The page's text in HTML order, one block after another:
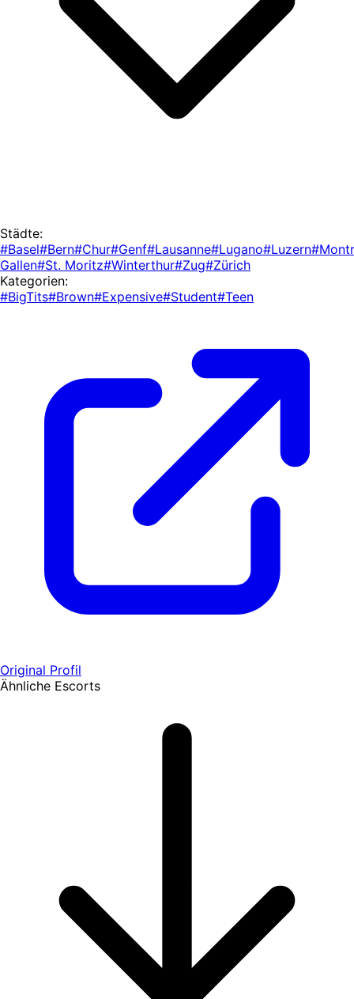
Städte:
#Basel#Bern#Chur#Genf#Lausanne#Lugano#Luzern
Gallen#St. Moritz#Winterthur#Zug#Zürich
Kategorien:
#BigTits#Brown#Expensive#Student#Teen
Original Profil
Ähnliche Escorts